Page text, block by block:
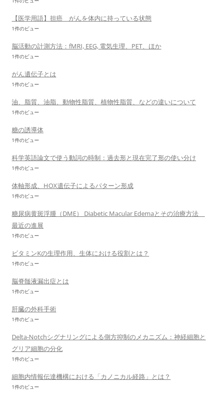
【医学用語】担癌 がんを体内に持っている状態
1件のビュー
脳活動の計測方法：fMRI, EEG, 電気生理、PET、ほか
1件のビュー
がん遺伝子とは
1件のビュー
油、脂質、油脂、動物性脂質、植物性脂質、などの違いについて
1件のビュー
糖の誘導体
1件のビュー
科学英語論文で使う動詞の時制：過去形と現在完了形の使い分け
1件のビュー
体軸形成、HOX遺伝子によるパターン形成
1件のビュー
糖尿病黄斑浮腫（DME） Diabetic Macular Edemaとその治療方法
最近の進展
1件のビュー
ビタミンKの生理作用、生体における役割とは？
1件のビュー
脳脊髄液漏出症とは
1件のビュー
肝臓の外科手術
1件のビュー
Delta-Notchシグナリングによる側方抑制のメカニズム：神経細胞と
グリア細胞の分化
1件のビュー
細胞内情報伝達機構における「カノニカル経路」とは？
1件のビュー